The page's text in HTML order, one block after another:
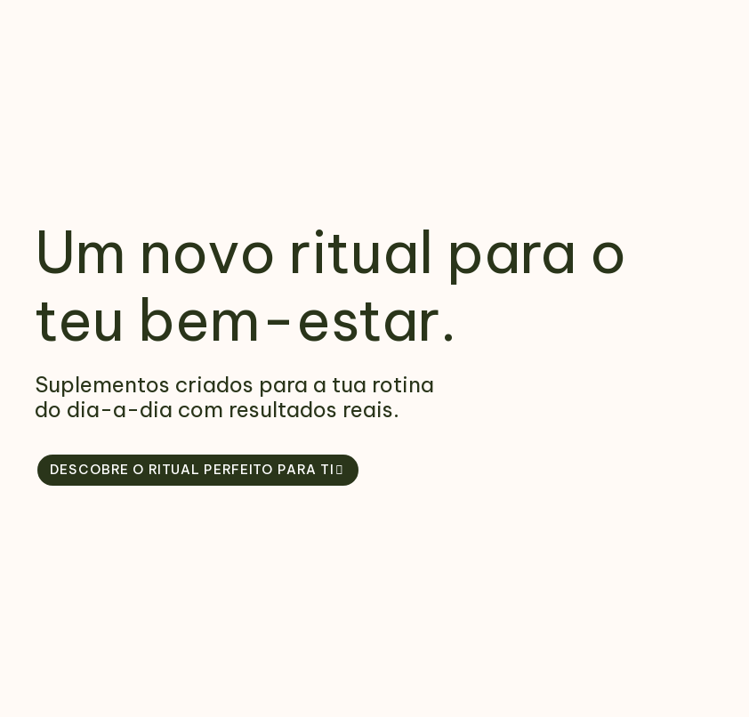
Um novo ritual para o
teu bem-estar.
Suplementos criados para a tua rotina
do dia-a-dia com resultados reais.
DESCOBRE O RITUAL PERFEITO PARA TI